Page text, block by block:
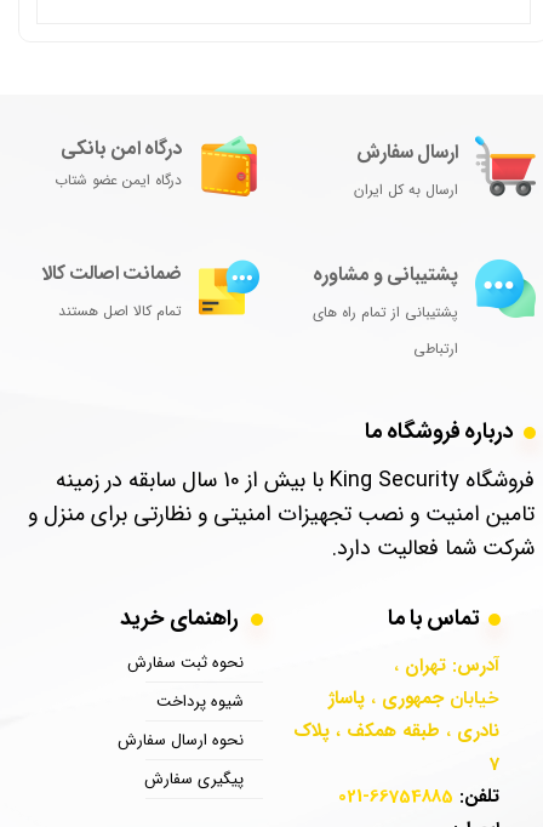
ارسال سفارش
ارسال به کل ایران
درباره فروشگاه ما
​فروشگاه King Security با بیش از 10 سال سابقه در زمینه
تامین امنیت و نصب تجهیزات امنیتی و نظارتی برای منزل و
شرکت شما فعالیت دارد.
​​​​​​​​​​​​​​​​​​راهنمای خرید
نحوه ثبت سفارش
شیوه پرداخت
نحوه ارسال سفارش
پیگیری سفارش
تماس با ما
آدرس: تهران ،
خیابانجمهوری ، پاساژ
نادری ،​​​​​​​ طبقه همکف ، پلاک
7
تلفن: 66754885-021
درگاه امن بانکی
درگاه ایمن عضو شتاب
پشتیبانی و مشاوره
پشتیبانی از تمام راه های
ارتباطی
ضمانت اصالت کالا
تمام کالا اصل هستند